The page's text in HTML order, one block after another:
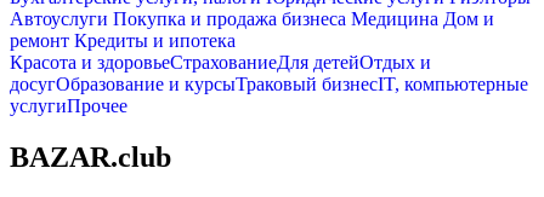
Автоуслуги Покупка и продажа бизнеса Медицина Дом и
ремонт Кредиты и ипотека
Красота и здоровьеСтрахованиеДля детейОтдых и
досугОбразование и курсыТраковый бизнесIT, компьютерные
услугиПрочее
BAZAR.club